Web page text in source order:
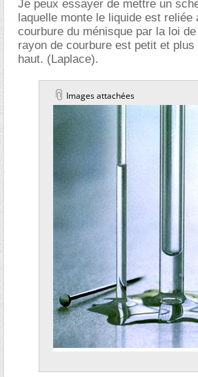
Je peux essayer de mettre un
laquelle monte le liquide est reliée
courbure du ménisque par la loi
rayon de courbure est petit et
haut. (Laplace).
Images attachées